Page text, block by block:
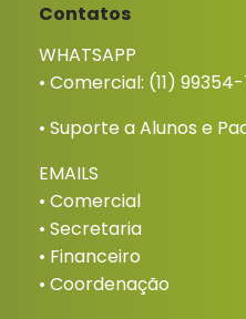
Contatos
WHATSAPP
• Comercial: (11)
• Suporte a Alunos e
EMAILS
• Comercial
• Secretaria
• Financeiro
• Coordenação